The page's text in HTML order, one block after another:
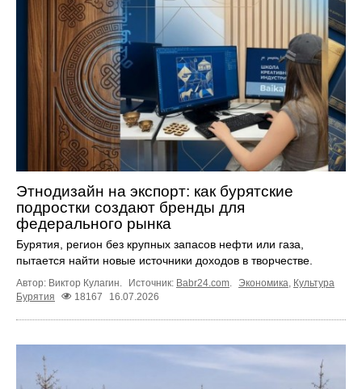
Этнодизайн на экспорт: как бурятские
подростки создают бренды для
федерального рынка
Бурятия, регион без крупных запасов нефти или газа,
пытается найти новые источники доходов в творчестве.
Автор: Виктор Кулагин. Источник: Babr24.com. Экономика, Культура
Бурятия
18167 16.07.2026